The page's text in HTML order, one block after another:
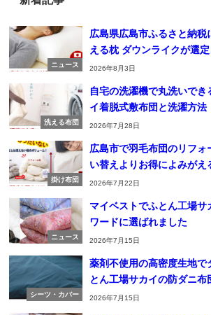
ニュース
広島県広島市ふるさと納税
える枕 ダウンライクが選定
2026年8月3日
洗える布団
自宅の洗濯機で丸洗いでき
イ着脱式敷布団と洗濯方法
2026年7月28日
掛け布団
広島市で羽毛布団のリフォ
い替えよりお得によみがえ
2026年7月22日
ニュース
マイベストでふとん工場サ
ワードに選ばれました
2026年7月15日
シーツ・カバー
薬剤不使用の高密度生地で
とん工場サカイの防ダニ布
2026年7月15日